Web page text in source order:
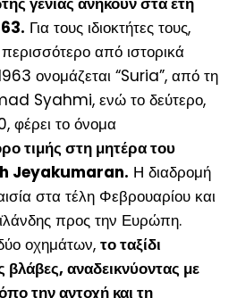
Για τους ιδιοκτήτες τους,
από ιστορικά
ονομάζεται “Suria”, από τη
Syahmi, ενώ το δεύτερο,
φέρει το όνομα
τιμής στη μητέρα του
Jeyakumaran. Η διαδρομή
στα τέλη Φεβρουαρίου και
προς την Ευρώπη.
οχημάτων, το ταξίδι
αναδεικνύοντας με
την αντοχή και τη